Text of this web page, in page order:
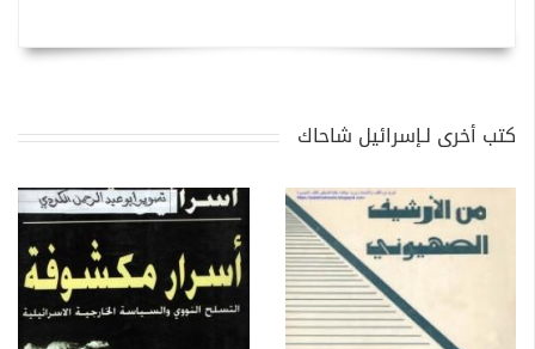
كتب أخرى لـإسرائيل شاحاك